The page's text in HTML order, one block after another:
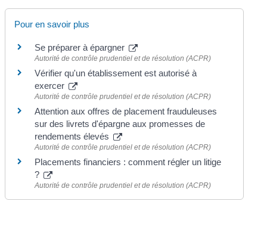
Pour en savoir plus
Se préparer à épargner
Autorité de contrôle prudentiel et de résolution (ACPR)
Vérifier qu'un établissement est autorisé à
exercer
Autorité de contrôle prudentiel et de résolution (ACPR)
Attention aux offres de placement frauduleuses
sur des livrets d'épargne aux promesses de
rendements élevés
Autorité de contrôle prudentiel et de résolution (ACPR)
Placements financiers : comment régler un litige
?
Autorité de contrôle prudentiel et de résolution (ACPR)